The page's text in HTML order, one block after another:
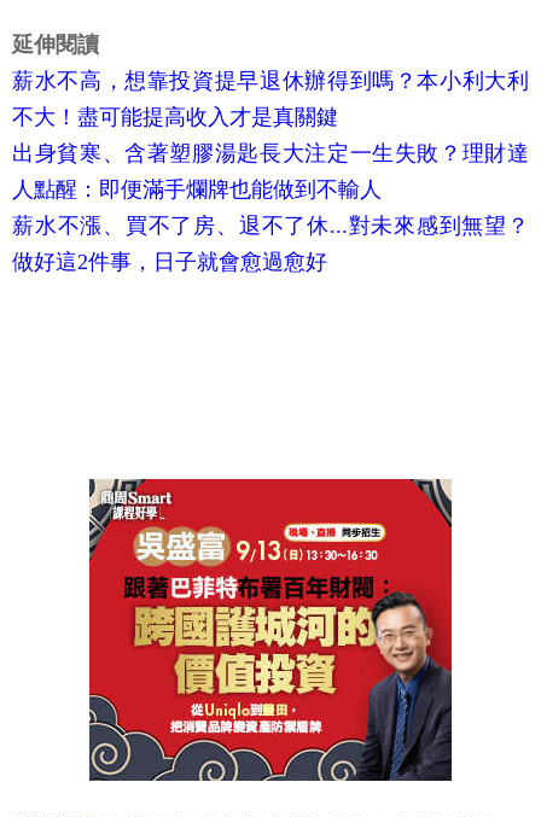
延伸閱讀
薪水不高，想靠投資提早退休辦得到嗎？本小利大利
不大！盡可能提高收入才是真關鍵
出身貧寒、含著塑膠湯匙長大注定一生失敗？理財達
人點醒：即便滿手爛牌也能做到不輸人
薪水不漲、買不了房、退不了休...對未來感到無望？
做好這2件事，日子就會愈過愈好